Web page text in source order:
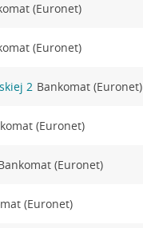
(Euronet)
(Euronet)
2 Bankomat (Euronet)
(Euronet)
(Euronet)
(Euronet)